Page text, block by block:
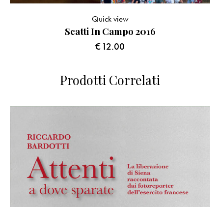
Scatti In Campo 2016
€12.00
Quick view
Prodotti Correlati